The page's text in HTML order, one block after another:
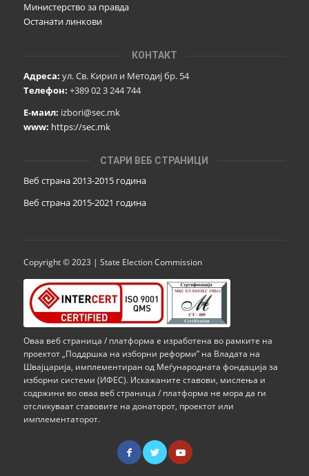
Министерство за правда
Останати линкови
КОНТАКТ
Адреса: ул. Св. Кирил и Методиј бр. 54
Телефон: +389 02 3 244 744
Е-маил: izbori@sec.mk
www: https://sec.mk
СТАРИ ВЕБ СТРАНИЦИ
Веб страна 2013-2015 година
Веб страна 2015-2021 година
Copyright © 2023 | State Election Commission
Оваа веб страница / платформа е изработена во рамките на
проектот „Поддршка на изборни реформи” на Владата на
Швајцарија, имплементиран од Меѓународната фондација за
изборни системи (ИФЕС). Искажаните ставови, мислења и
содржини во оваа веб страница / платформа не мора да ги
отсликуваат ставовите на донаторот, проектот или
имплементаторот.